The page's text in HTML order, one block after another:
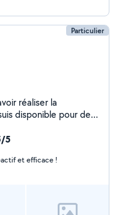
Particulier
réaliser la
disponible pour des
5
très réactif et efficace !